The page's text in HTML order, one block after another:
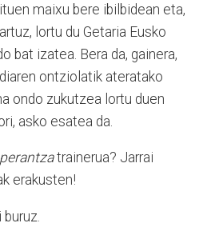
maixu bere ibilbidean eta,
lortu du Getaria Eusko
bat izatea. Bera da, gainera,
ontziolatik ateratako
ondo zukutzea lortu duen
asko esatea da.
trainerua? Jarrai
erakusten!